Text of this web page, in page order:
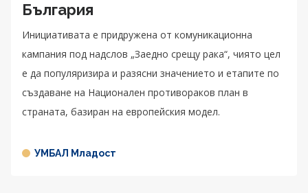
България
Инициативата е придружена от комуникационна
кампания под надслов „Заедно срещу рака“, чиято цел
е да популяризира и разясни значението и етапите по
създаване на Национален противораков план в
страната, базиран на европейския модел.
УМБАЛ Младост